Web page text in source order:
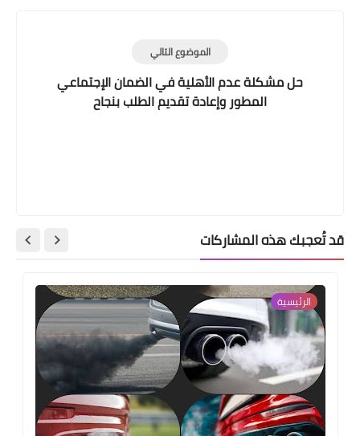
الموضوع التالي
حل مشكلة عدم الأهلية في الضمان الإجتماعي
المطور وإعادة تقديم الطلب بنجاح
قد تُعجبك هذه المشاركات
الرئيسية